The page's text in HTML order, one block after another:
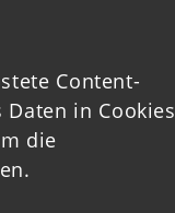
Content-
Daten in Cookies
die